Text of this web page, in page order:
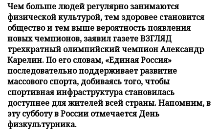
Чем больше людей регулярно занимаются
физической культурой, тем здоровее становится
общество и тем выше вероятность появления
новых чемпионов, заявил газете ВЗГЛЯД
трехкратный олимпийский чемпион Александр
Карелин. По его словам, «Единая Россия»
последовательно поддерживает развитие
массового спорта, добиваясь того, чтобы
спортивная инфраструктура становилась
доступнее для жителей всей страны. Напомним, в
эту субботу в России отмечается День
физкультурника.